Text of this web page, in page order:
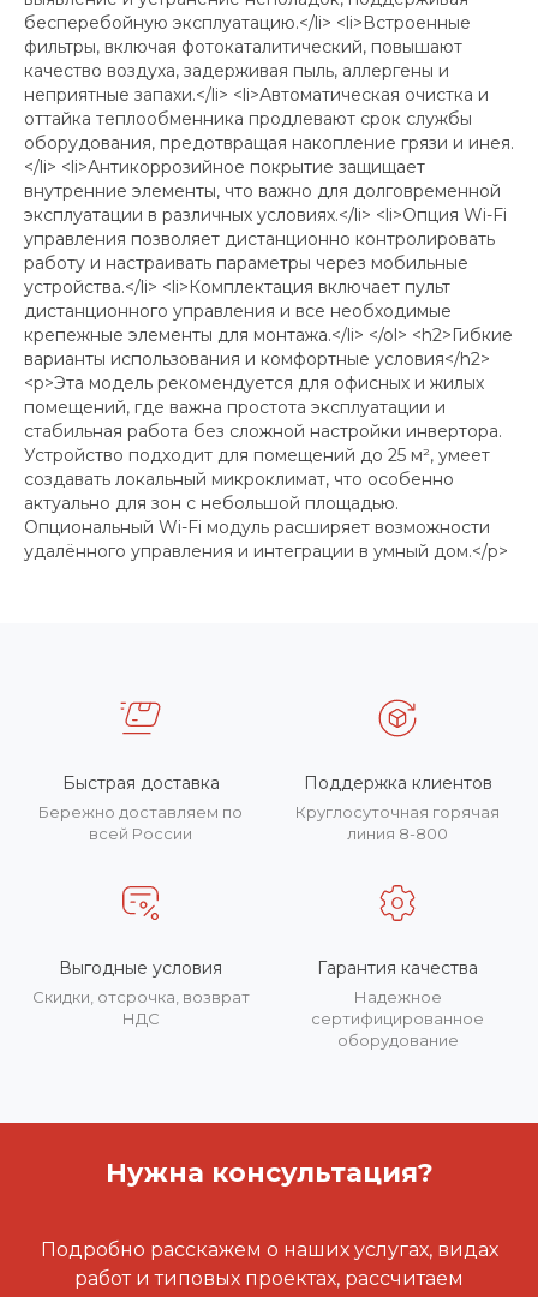
бесперебойную эксплуатацию.</li> <li>Встроенные
фильтры, включая фотокаталитический, повышают
качество воздуха, задерживая пыль, аллергены и
неприятные запахи.</li> <li>Автоматическая очистка и
оттайка теплообменника продлевают срок службы
оборудования, предотвращая накопление грязи и инея.
</li> <li>Антикоррозийное покрытие защищает
внутренние элементы, что важно для долговременной
эксплуатации в различных условиях.</li> <li>Опция Wi-Fi
управления позволяет дистанционно контролировать
работу и настраивать параметры через мобильные
устройства.</li> <li>Комплектация включает пульт
дистанционного управления и все необходимые
крепежные элементы для монтажа.</li> </ol> <h2>Гибкие
варианты использования и комфортные условия</h2>
<p>Эта модель рекомендуется для офисных и жилых
помещений, где важна простота эксплуатации и
стабильная работа без сложной настройки инвертора.
Устройство подходит для помещений до 25 м², умеет
создавать локальный микроклимат, что особенно
актуально для зон с небольшой площадью.
Опциональный Wi-Fi модуль расширяет возможности
удалённого управления и интеграции в умный дом.</p>
Быстрая доставка
Бережно доставляем по
всей России
Поддержка клиентов
Круглосуточная горячая
линия 8-800
Выгодные условия
Скидки, отсрочка, возврат
НДС
Гарантия качества
Надежное
сертифицированное
оборудование
Нужна консультация?
Подробно расскажем о наших услугах, видах
работ и типовых проектах, рассчитаем